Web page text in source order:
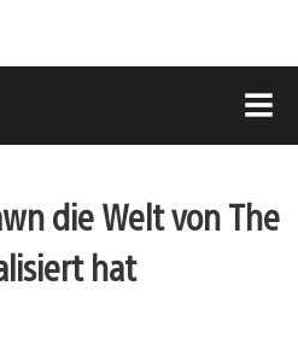
die Welt von The
hat